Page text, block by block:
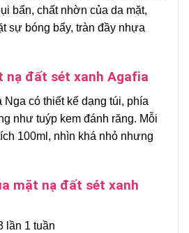
bẩn, chất nhờn của da mặt,
sự bóng bẩy, tràn đầy nhựa
nạ đất sét xanh Agafia
Nga có thiết kế dạng túi, phía
như tuýp kem đánh răng. Mỗi
100ml, nhìn khá nhỏ nhưng
mặt nạ đất sét xanh
lần 1 tuần